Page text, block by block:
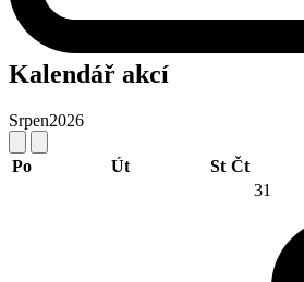
Kalendář akcí
Srpen2026
Po Út St Čt
31